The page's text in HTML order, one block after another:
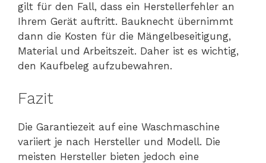
gilt für den Fall, dass ein Herstellerfehler an
Ihrem Gerät auftritt. Bauknecht übernimmt
dann die Kosten für die Mängelbeseitigung,
Material und Arbeitszeit. Daher ist es wichtig,
den Kaufbeleg aufzubewahren.
Fazit
Die Garantiezeit auf eine Waschmaschine
variiert je nach Hersteller und Modell. Die
meisten Hersteller bieten jedoch eine